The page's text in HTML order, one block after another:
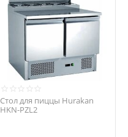
Стол для пиццы Hurakan
HKN-PZL2